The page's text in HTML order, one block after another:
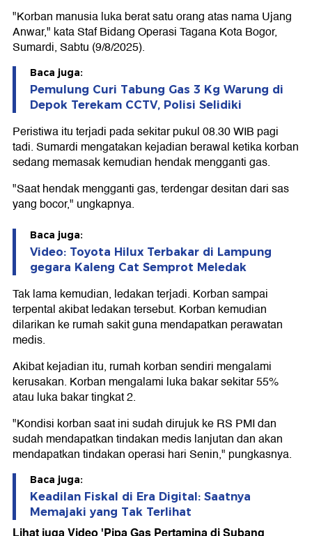
"Korban manusia luka berat satu orang atas nama Ujang
Anwar," kata Staf Bidang Operasi Tagana Kota Bogor,
Sumardi, Sabtu (9/8/2025).
Baca juga:
Pemulung Curi Tabung Gas 3 Kg Warung di
Depok Terekam CCTV, Polisi Selidiki
Peristiwa itu terjadi pada sekitar pukul 08.30 WIB pagi
tadi. Sumardi mengatakan kejadian berawal ketika korban
sedang memasak kemudian hendak mengganti gas.
"Saat hendak mengganti gas, terdengar desitan dari sas
yang bocor," ungkapnya.
Baca juga:
Video: Toyota Hilux Terbakar di Lampung
gegara Kaleng Cat Semprot Meledak
Tak lama kemudian, ledakan terjadi. Korban sampai
terpental akibat ledakan tersebut. Korban kemudian
dilarikan ke rumah sakit guna mendapatkan perawatan
medis.
Akibat kejadian itu, rumah korban sendiri mengalami
kerusakan. Korban mengalami luka bakar sekitar 55%
atau luka bakar tingkat 2.
"Kondisi korban saat ini sudah dirujuk ke RS PMI dan
sudah mendapatkan tindakan medis lanjutan dan akan
mendapatkan tindakan operasi hari Senin," pungkasnya.
Baca juga:
Keadilan Fiskal di Era Digital: Saatnya
Memajaki yang Tak Terlihat